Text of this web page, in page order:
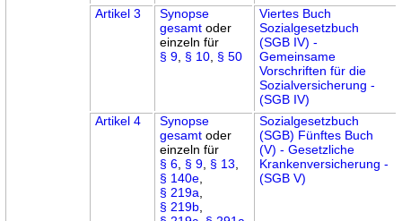
Artikel 3
Synopse
gesamt oder
einzeln für
§ 9 § 10 § 50
Viertes Buch
Sozialgesetzbuch
(SGB IV) -
Gemeinsame
Vorschriften für die
Sozialversicherung -
(SGB IV)
Artikel 4
Synopse
gesamt oder
einzeln für
§ 6 § 9 § 13
§ 140e
§ 219a
§ 219b
Sozialgesetzbuch
(SGB) Fünftes Buch
(V) - Gesetzliche
Krankenversicherung -
(SGB V)